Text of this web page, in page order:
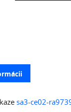
sa3-ce02-